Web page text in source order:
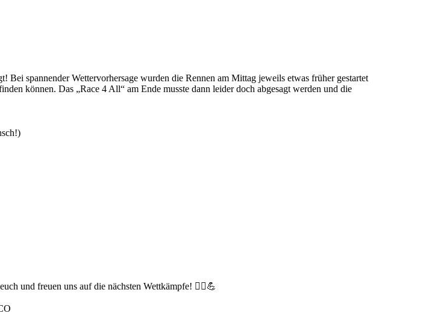
spannender Wettervorhersage wurden die Rennen am Mittag jeweils etwas früher gestartet
können. Das „Race 4 All“ am Ende musste dann leider doch abgesagt werden und die
und freuen uns auf die nächsten Wettkämpfe! 🚴‍♂️💪